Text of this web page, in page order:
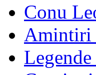
Conu
Amintiri